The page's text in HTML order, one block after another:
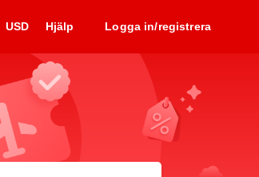
USD Hjälp Logga in/registrera